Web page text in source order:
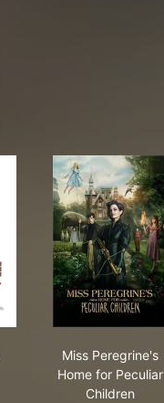
Miss Peregrine's
Home for Peculiar
Children